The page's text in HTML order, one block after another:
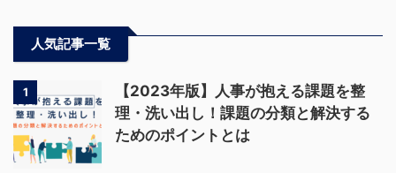
人気記事一覧
1
【2023年版】人事が抱える課題を整
理・洗い出し！課題の分類と解決する
ためのポイントとは